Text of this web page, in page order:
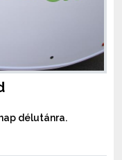
délutánra.